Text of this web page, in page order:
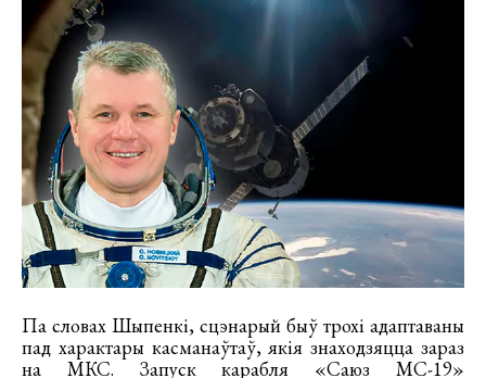
Па словах Шыпенкі, сцэнарый быў трохі адаптаваны
пад характары касманаўтаў, якія знаходзяцца зараз
на МКС. Запуск карабля «Саюз МС-19»